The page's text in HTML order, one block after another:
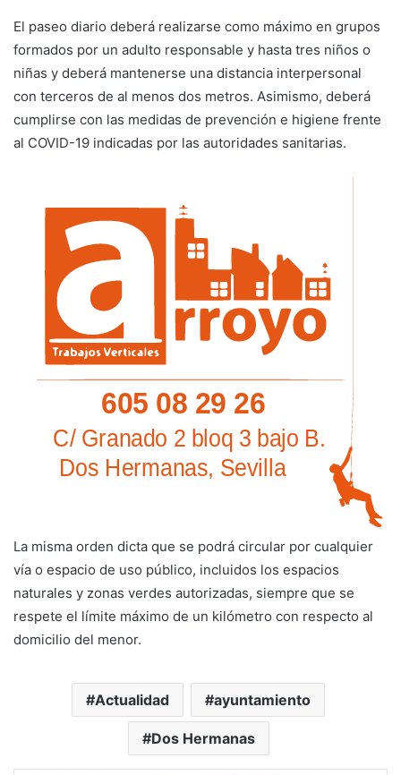
El paseo diario deberá realizarse como máximo en grupos
formados por un adulto responsable y hasta tres niños o
niñas y deberá mantenerse una distancia interpersonal
con terceros de al menos dos metros. Asimismo, deberá
cumplirse con las medidas de prevención e higiene frente
al COVID-19 indicadas por las autoridades sanitarias.
La misma orden dicta que se podrá circular por cualquier
vía o espacio de uso público, incluidos los espacios
naturales y zonas verdes autorizadas, siempre que se
respete el límite máximo de un kilómetro con respecto al
domicilio del menor.
Actualidad ayuntamiento
Dos Hermanas